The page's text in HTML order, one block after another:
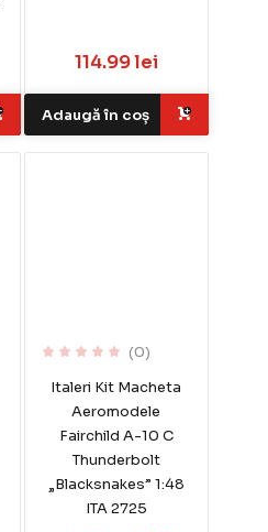
114.99 lei
Adaugă în coș
(0)
Italeri Kit Macheta
Aeromodele
Fairchild A-10 C
Thunderbolt
„Blacksnakes” 1:48
ITA 2725